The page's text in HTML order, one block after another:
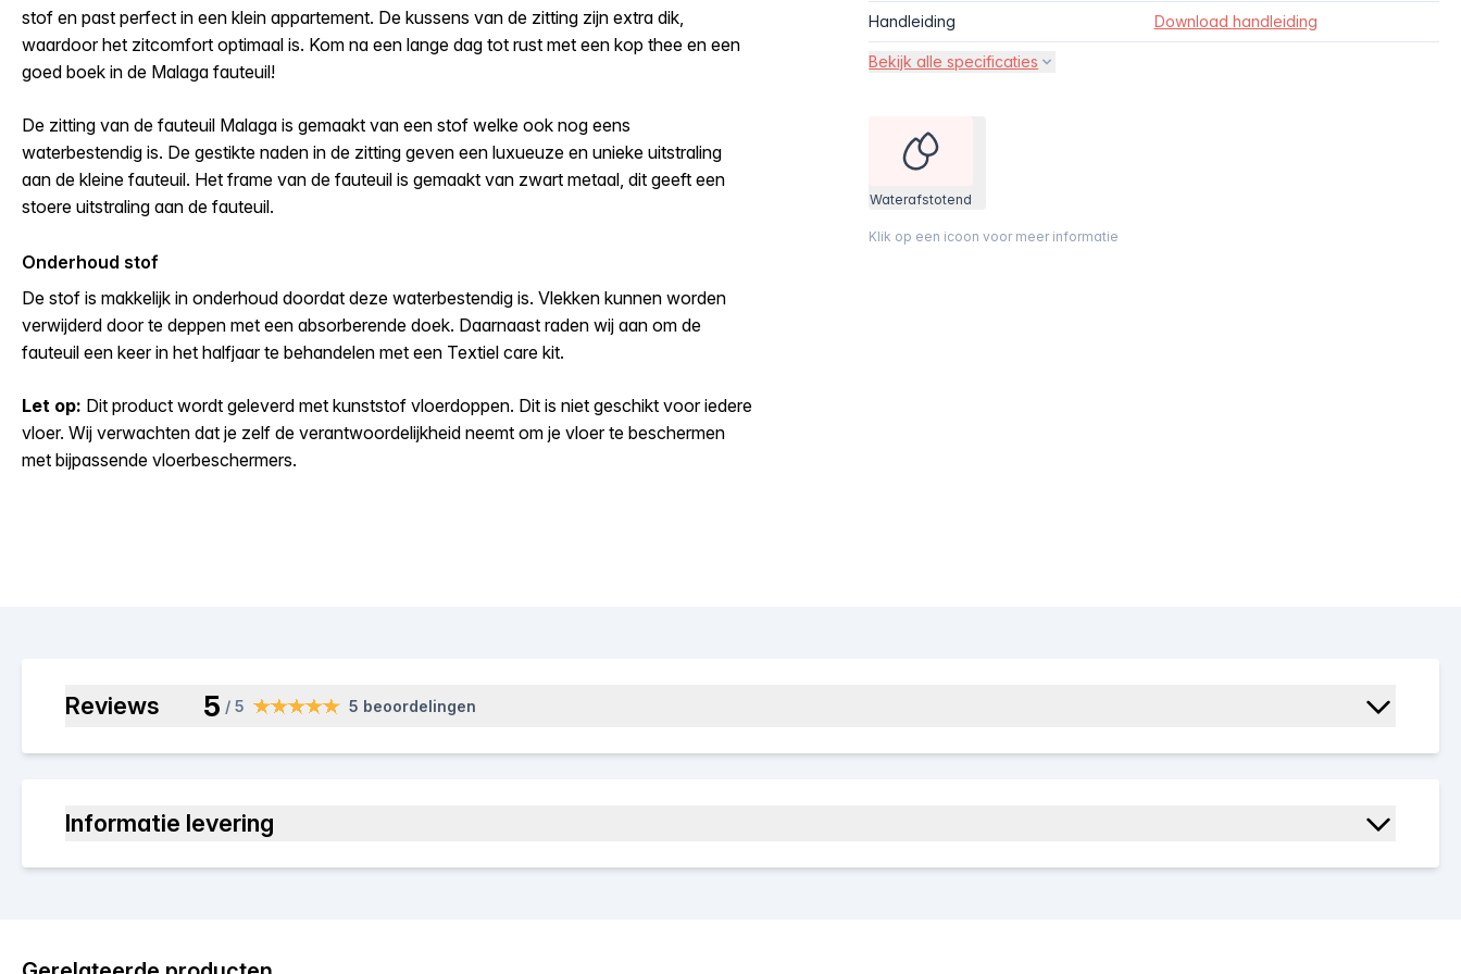
stof en past perfect in een klein appartement. De kussens van de zitting zijn extra dik,
waardoor het zitcomfort optimaal is. Kom na een lange dag tot rust met een kop thee en een
goed boek in de Malaga fauteuil!
De zitting van de fauteuil Malaga is gemaakt van een stof welke ook nog eens
waterbestendig is. De gestikte naden in de zitting geven een luxueuze en unieke uitstraling
aan de kleine fauteuil. Het frame van de fauteuil is gemaakt van zwart metaal, dit geeft een
stoere uitstraling aan de fauteuil.
Onderhoud stof
De stof is makkelijk in onderhoud doordat deze waterbestendig is. Vlekken kunnen worden
verwijderd door te deppen met een absorberende doek. Daarnaast raden wij aan om de
fauteuil een keer in het halfjaar te behandelen met een Textiel care kit.
Let op: Dit product wordt geleverd met kunststof vloerdoppen. Dit is niet geschikt voor iedere
vloer. Wij verwachten dat je zelf de verantwoordelijkheid neemt om je vloer te beschermen
met bijpassende vloerbeschermers.
Handleiding Download handleiding
Bekijk alle specificaties
Waterafstotend
Klik op een icoon voor meer informatie
Reviews 5 / 5 5 beoordelingen
Informatie levering